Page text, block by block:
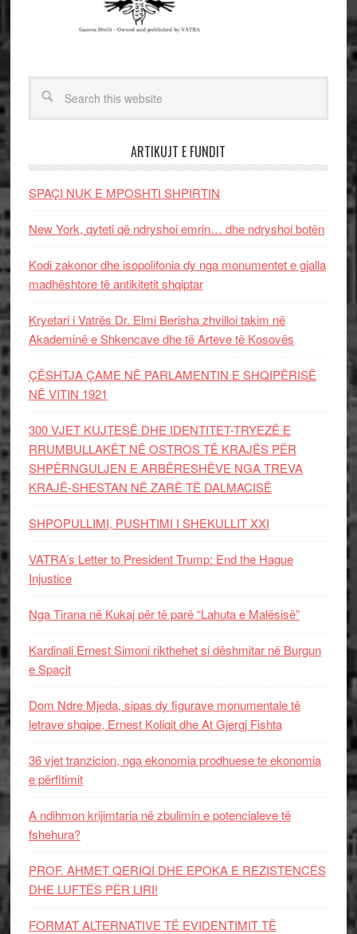
ARTIKUJT E FUNDIT
SPAÇI NUK E MPOSHTI SHPIRTIN
New York, qyteti që ndryshoi emrin… dhe ndryshoi botën
Kodi zakonor dhe isopolifonia dy nga monumentet e gjalla
madhështore të antikitetit shqiptar
Kryetari i Vatrës Dr. Elmi Berisha zhvilloi takim në
Akademinë e Shkencave dhe të Arteve të Kosovës
ÇËSHTJA ÇAME NË PARLAMENTIN E SHQIPËRISË
NË VITIN 1921
300 VJET KUJTESË DHE IDENTITET-TRYEZË E
RRUMBULLAKËT NË OSTROS TË KRAJËS PËR
SHPËRNGULJEN E ARBËRESHËVE NGA TREVA
KRAJË-SHESTAN NË ZARË TË DALMACISË
SHPOPULLIMI, PUSHTIMI I SHEKULLIT XXI
VATRA’s Letter to President Trump: End the Hague
Injustice
Nga Tirana në Kukaj për të parë “Lahuta e Malësisë”
Kardinali Ernest Simoni rikthehet si dëshmitar në Burgun
e Spaçit
Dom Ndre Mjeda, sipas dy figurave monumentale të
letrave shqipe, Ernest Koliqit dhe At Gjergj Fishta
36 vjet tranzicion, nga ekonomia prodhuese te ekonomia
e përfitimit
A ndihmon krijimtaria në zbulimin e potencialeve të
fshehura?
PROF. AHMET QERIQI DHE EPOKA E REZISTENCЁS
DHE LUFTЁS PЁR LIRI!
FORMAT ALTERNATIVE TË EVIDENTIMIT TË